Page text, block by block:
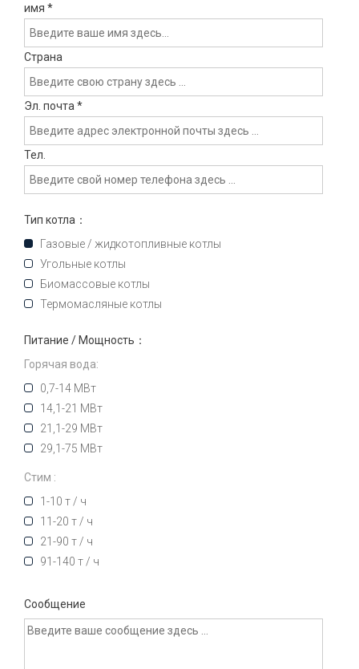
имя *
Страна
Эл. почта *
Тел.
Тип котла：
Газовые / жидкотопливные котлы
Угольные котлы
Биомассовые котлы
Термомасляные котлы
Питание / Мощность：
Горячая вода:
0,7-14 МВт
14,1-21 МВт
21,1-29 МВт
29,1-75 МВт
Стим :
1-10 т / ч
11-20 т / ч
21-90 т / ч
91-140 т / ч
Сообщение